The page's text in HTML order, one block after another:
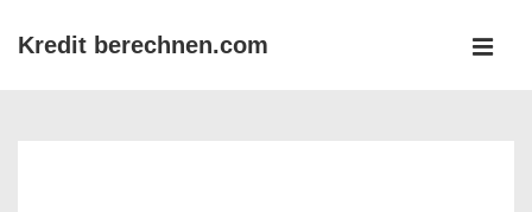
ZumKredit berechnen.com